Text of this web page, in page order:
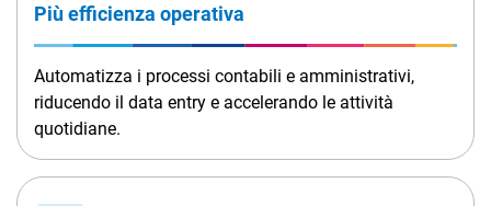
Più efficienza operativa
Automatizza i processi contabili e amministrativi,
riducendo il data entry e accelerando le attività
quotidiane.